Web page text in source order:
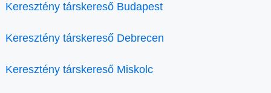
Keresztény társkereső Budapest
Keresztény társkereső Debrecen
Keresztény társkereső Miskolc